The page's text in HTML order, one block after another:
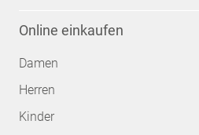
Online einkaufen
Damen
Herren
Kinder